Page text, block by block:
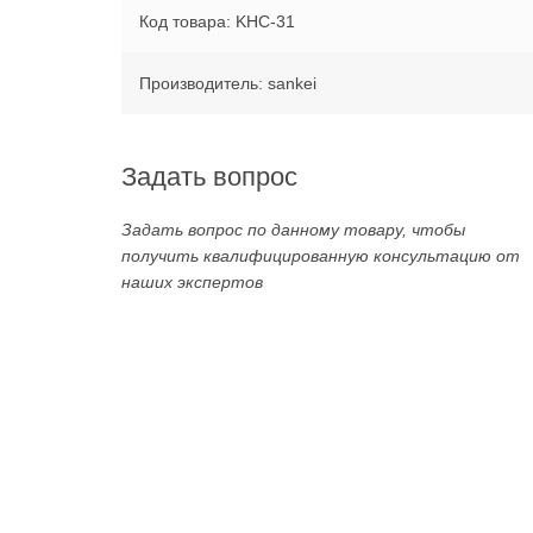
Код товара: KHC-31
Производитель: sankei
Задать вопрос
Задать вопрос по данному товару, чтобы
получить квалифицированную консультацию от
наших экспертов